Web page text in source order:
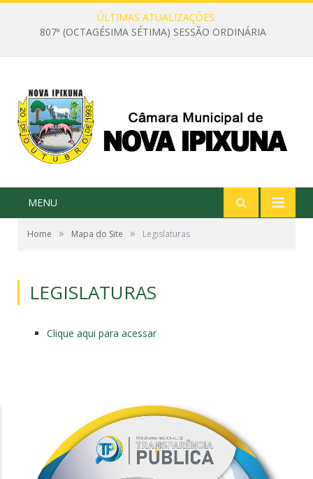
ÚLTIMAS ATUALIZAÇÕES:
807ª (OCTAGÉSIMA SÉTIMA) SESSÃO ORDINÁRIA
MENU
Home » Mapa do Site » Legislaturas
LEGISLATURAS
Clique aqui para acessar